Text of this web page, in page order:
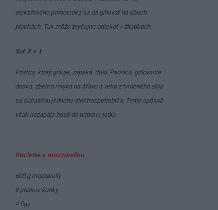
elektrického pomocníka sa dá grilovať na oboch
plochách. Tuk môže zvyčajne odtekať v žliabkoch.
Set 3 v 1
Prístroj, ktorý griluje, zapeká, dusí. Panvica, grilovacia
doska, zberná miska na šťavu a veko z tvrdeného skla
sú súčasťou jedného elektrospotrebiča. Tento spôsob
však nezapája hostí do prípravy jedla.
Raclette s mozzarellou
600 g mozzarelly
8 plátkov šunky
4 figy